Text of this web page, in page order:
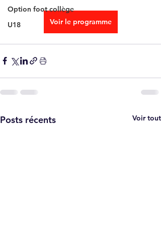
Option foot collège
U18
Voir le programme
Posts récents Voir tout